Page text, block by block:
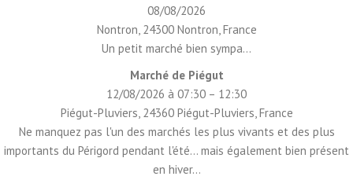
08/08/2026
Nontron, 24300 Nontron, France
Un petit marché bien sympa...
Marché de Piégut
12/08/2026 à 07:30 – 12:30
Piégut-Pluviers, 24360 Piégut-Pluviers, France
Ne manquez pas l'un des marchés les plus vivants et des plus
importants du Périgord pendant l'été... mais également bien présent
en hiver...